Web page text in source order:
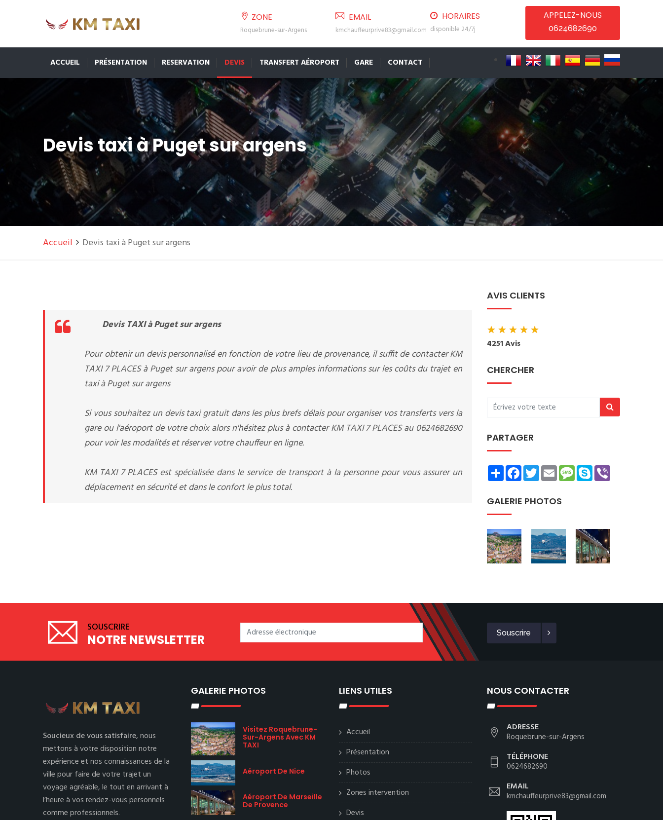
ZONE
Roquebrune-sur-Argens
EMAIL
kmchauffeurprive83@gmail.com
HORAIRES
disponible 24/7j
APPELEZ-NOUS
0624682690
ACCUEIL PRÉSENTATION RESERVATION DEVIS TRANSFERT AÉROPORT GARE CONTACT
Devis taxi à Puget sur argens
Accueil Devis taxi à Puget sur argens
Devis TAXI à Puget sur argens
Pour obtenir un devis personnalisé en fonction de votre lieu de provenance, il suffit de contacter KM
TAXI 7 PLACES à Puget sur argens pour avoir de plus amples informations sur les coûts du trajet en
taxi à Puget sur argens
Si vous souhaitez un devis taxi gratuit dans les plus brefs délais pour organiser vos transferts vers la
gare ou l'aéroport de votre choix alors n'hésitez plus à contacter KM TAXI 7 PLACES au 0624682690
pour voir les modalités et réserver votre chauffeur en ligne.
KM TAXI 7 PLACES est spécialisée dans le service de transport à la personne pour vous assurer un
déplacement en sécurité et dans le confort le plus total.
AVIS CLIENTS
★★★★★
4251 Avis
CHERCHER
PARTAGER
ShareFacebookTwitterEmailMessage
Skype
GALERIE PHOTOS
SOUSCRIRE
NOTRE NEWSLETTER Souscrire
Soucieux de vous satisfaire,nous
mettons à votre disposition notre
expérience et nos connaissances de la
ville pour faire de votre trajet un
voyage agréable, le tout en arrivant à
l’heure à vos rendez-vous personnels
comme professionnels.
GALERIE PHOTOS
Visitez Roquebrune-
Sur-Argens Avec KM
TAXI
Aéroport De Nice
Aéroport De Marseille
De Provence
LIENS UTILES
Accueil
Présentation
Photos
Zones intervention
Devis
NOUS CONTACTER
ADRESSE
Roquebrune-sur-Argens
TÉLÉPHONE
0624682690
EMAIL
kmchauffeurprive83@gmail.com